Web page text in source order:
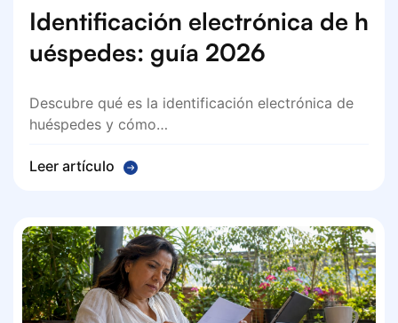
Identificación electrónica de h
uéspedes: guía 2026
Descubre qué es la identificación electrónica de
huéspedes y cómo…
Leer artículo